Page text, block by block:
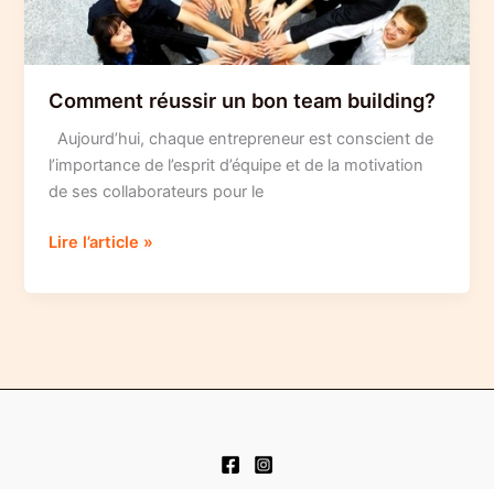
Comment réussir un bon team building?
Aujourd’hui, chaque entrepreneur est conscient de
l’importance de l’esprit d’équipe et de la motivation
de ses collaborateurs pour le
Comment
un
Lire l’article »